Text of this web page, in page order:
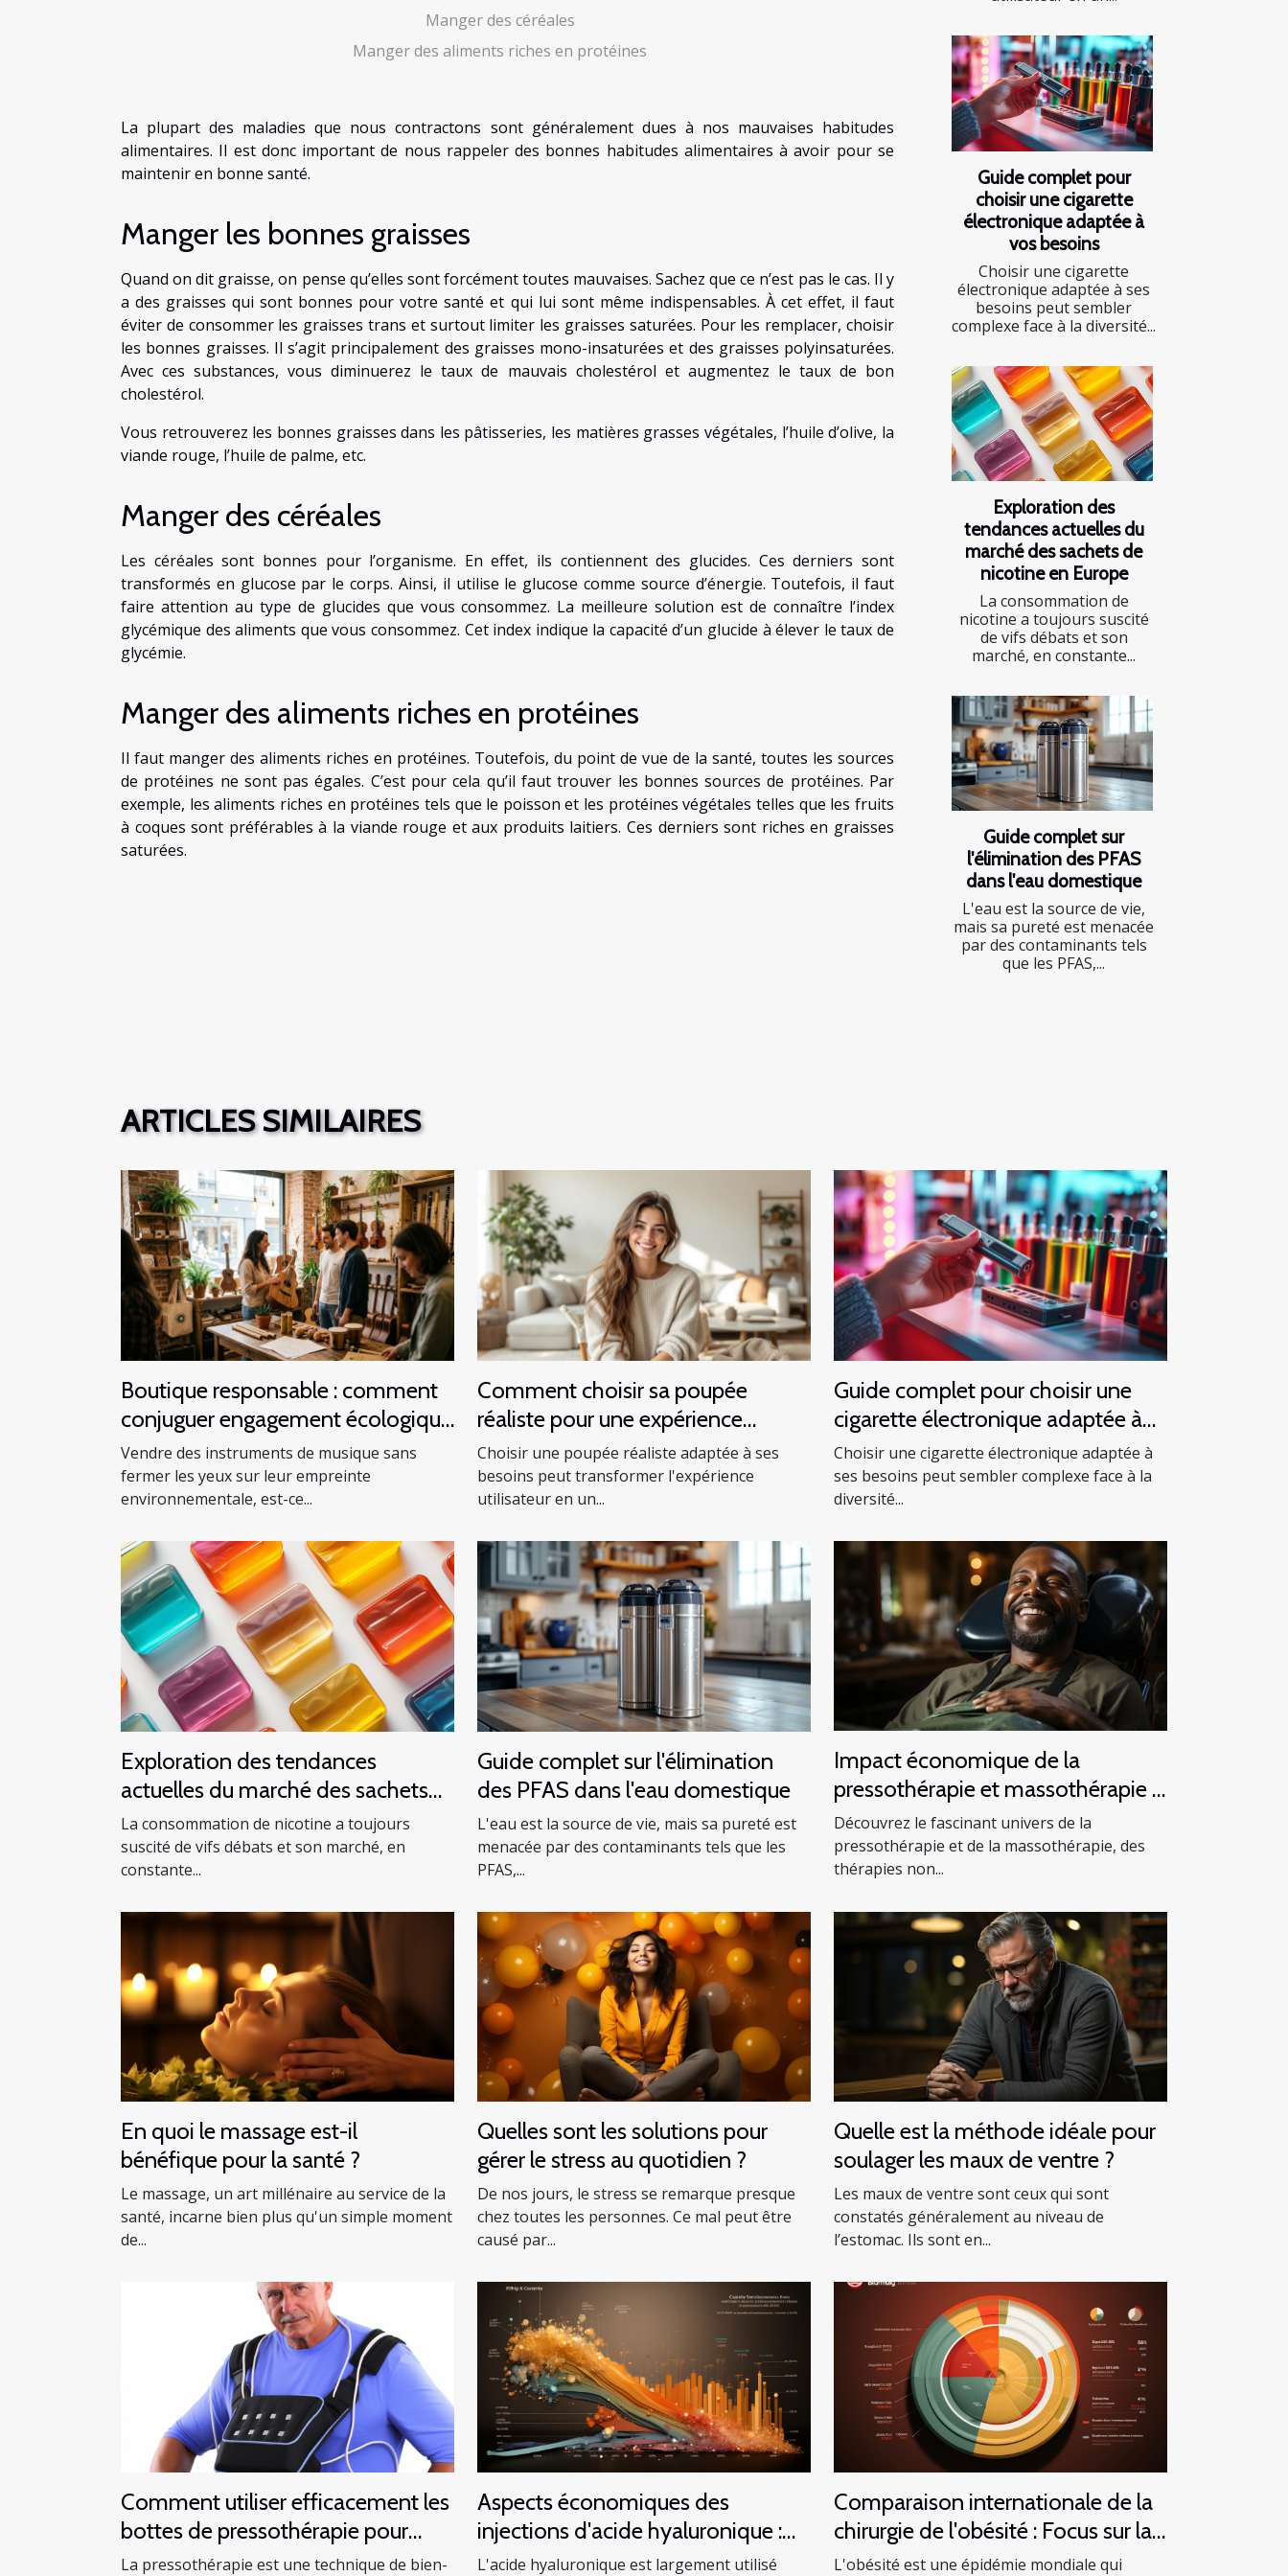
Manger des céréales
Manger des aliments riches en protéines
La plupart des maladies que nous contractons sont généralement dues à nos mauvaises habitudes
alimentaires. Il est donc important de nous rappeler des bonnes habitudes alimentaires à avoir pour se
maintenir en bonne santé.
Manger les bonnes graisses
Quand on dit graisse, on pense qu’elles sont forcément toutes mauvaises. Sachez que ce n’est pas le cas. Il y
a des graisses qui sont bonnes pour votre santé et qui lui sont même indispensables. À cet effet, il faut
éviter de consommer les graisses trans et surtout limiter les graisses saturées. Pour les remplacer, choisir
les bonnes graisses. Il s’agit principalement des graisses mono-insaturées et des graisses polyinsaturées.
Avec ces substances, vous diminuerez le taux de mauvais cholestérol et augmentez le taux de bon
cholestérol.
Vous retrouverez les bonnes graisses dans les pâtisseries, les matières grasses végétales, l’huile d’olive, la
viande rouge, l’huile de palme, etc.
Manger des céréales
Les céréales sont bonnes pour l’organisme. En effet, ils contiennent des glucides. Ces derniers sont
transformés en glucose par le corps. Ainsi, il utilise le glucose comme source d’énergie. Toutefois, il faut
faire attention au type de glucides que vous consommez. La meilleure solution est de connaître l’index
glycémique des aliments que vous consommez. Cet index indique la capacité d’un glucide à élever le taux de
glycémie.
Manger des aliments riches en protéines
Il faut manger des aliments riches en protéines. Toutefois, du point de vue de la santé, toutes les sources
de protéines ne sont pas égales. C’est pour cela qu’il faut trouver les bonnes sources de protéines. Par
exemple, les aliments riches en protéines tels que le poisson et les protéines végétales telles que les fruits
à coques sont préférables à la viande rouge et aux produits laitiers. Ces derniers sont riches en graisses
saturées.
Guide complet pour
choisir une cigarette
électronique adaptée à
vos besoins
Choisir une cigarette
électronique adaptée à ses
besoins peut sembler
complexe face à la diversité...
Exploration des
tendances actuelles du
marché des sachets de
nicotine en Europe
La consommation de
nicotine a toujours suscité
de vifs débats et son
marché, en constante...
Guide complet sur
l'élimination des PFAS
dans l'eau domestique
L'eau est la source de vie,
mais sa pureté est menacée
par des contaminants tels
que les PFAS,...
ARTICLES SIMILAIRES
Boutique responsable : comment
conjuguer engagement écologique
et vente d’instruments
Vendre des instruments de musique sans
fermer les yeux sur leur empreinte
environnementale, est-ce...
Comment choisir sa poupée
réaliste pour une expérience
optimale ?
Choisir une poupée réaliste adaptée à ses
besoins peut transformer l'expérience
utilisateur en un...
Guide complet pour choisir une
cigarette électronique adaptée à
vos besoins
Choisir une cigarette électronique adaptée à
ses besoins peut sembler complexe face à la
diversité...
Exploration des tendances
actuelles du marché des sachets
de nicotine en Europe
La consommation de nicotine a toujours
suscité de vifs débats et son marché, en
constante...
Guide complet sur l'élimination
des PFAS dans l'eau domestique
L'eau est la source de vie, mais sa pureté est
menacée par des contaminants tels que les
PFAS,...
Impact économique de la
pressothérapie et massothérapie :
une analyse de l'industrie du bien-
être
Découvrez le fascinant univers de la
pressothérapie et de la massothérapie, des
thérapies non...
En quoi le massage est-il
bénéfique pour la santé ?
Le massage, un art millénaire au service de la
santé, incarne bien plus qu'un simple moment
de...
Quelles sont les solutions pour
gérer le stress au quotidien ?
De nos jours, le stress se remarque presque
chez toutes les personnes. Ce mal peut être
causé par...
Quelle est la méthode idéale pour
soulager les maux de ventre ?
Les maux de ventre sont ceux qui sont
constatés généralement au niveau de
l’estomac. Ils sont en...
Comment utiliser efficacement les
bottes de pressothérapie pour
améliorer votre santé
La pressothérapie est une technique de bien-
Aspects économiques des
injections d'acide hyaluronique :
Analyse du coût et du bénéfice
L'acide hyaluronique est largement utilisé
Comparaison internationale de la
chirurgie de l'obésité : Focus sur la
Tunisie
L'obésité est une épidémie mondiale qui